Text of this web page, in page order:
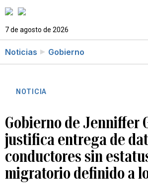
7 de agosto de 2026
Noticias Gobierno
NOTICIA
Gobierno de Jenniffer
justifica entrega de
conductores sin
migratorio definido a